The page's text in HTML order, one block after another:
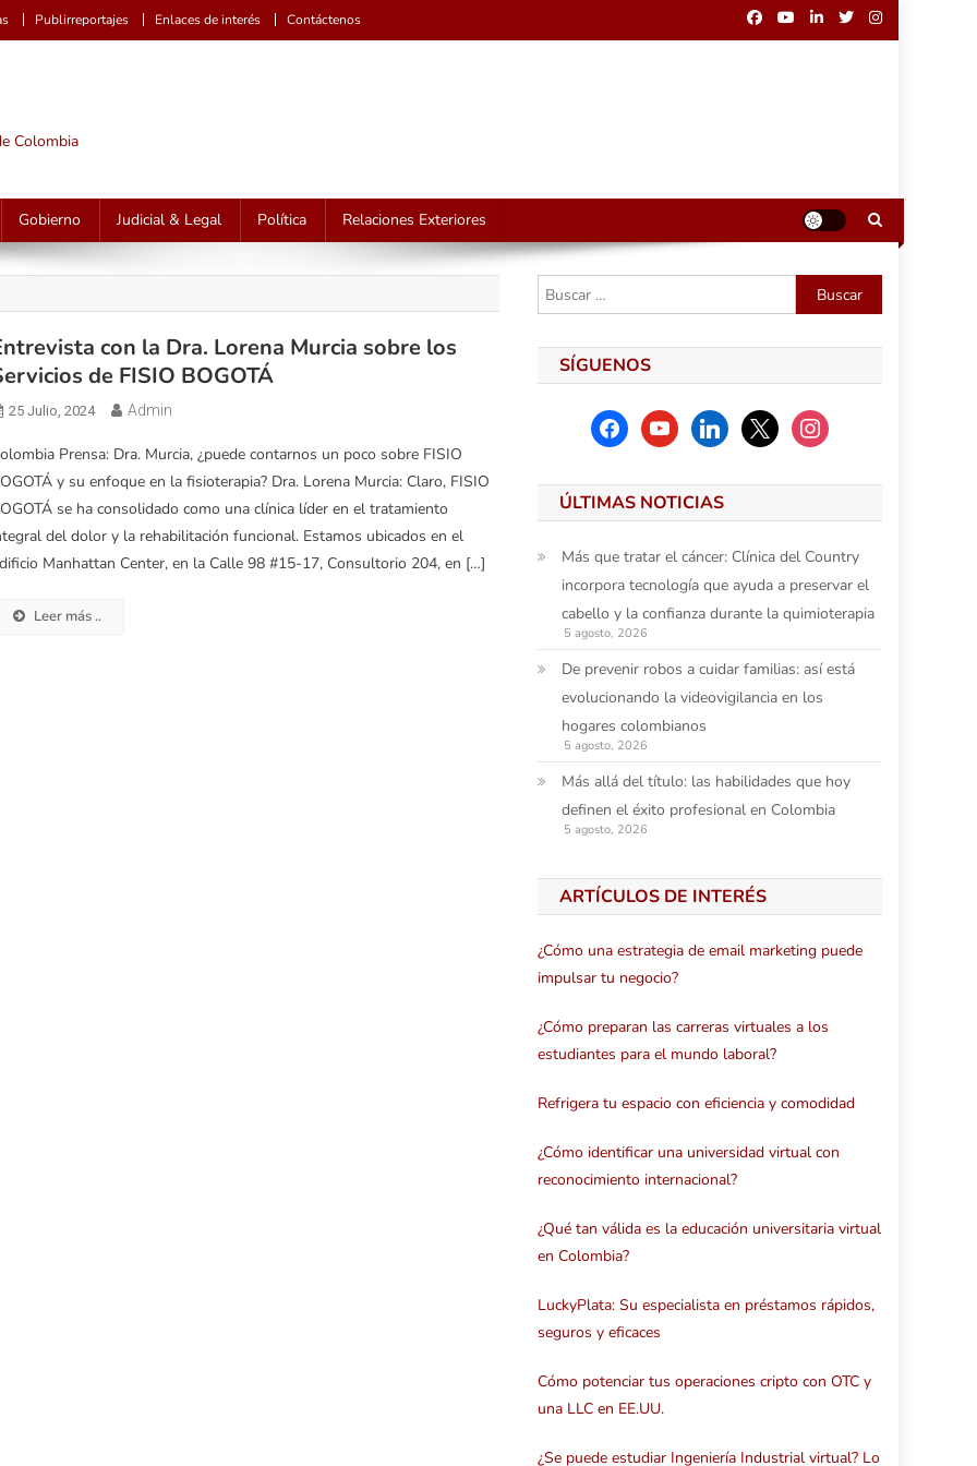
Publirreportajes Enlaces de interés Contáctenos
Colombia
Gobierno Judicial & Legal Política Relaciones Exteriores
con la Dra. Lorena Murcia sobre los
de FISIO BOGOTÁ
25 Julio, 2024 Admin
Prensa: Dra. Murcia, ¿puede contarnos un poco sobre FISIO
y su enfoque en la fisioterapia? Dra. Lorena Murcia: Claro, FISIO
se ha consolidado como una clínica líder en el tratamiento
del dolor y la rehabilitación funcional. Estamos ubicados en el
Manhattan Center, en la Calle 98 #15-17, Consultorio 204, en […]
Leer más ..
Buscar:
SÍGUENOS
facebookyoutubelinkedinx instagram
ÚLTIMAS NOTICIAS
Más que tratar el cáncer: Clínica del Country
incorpora tecnología que ayuda a preservar el
cabello y la confianza durante la quimioterapia
5 agosto, 2026
De prevenir robos a cuidar familias: así está
evolucionando la videovigilancia en los
hogares colombianos
5 agosto, 2026
Más allá del título: las habilidades que hoy
definen el éxito profesional en Colombia
5 agosto, 2026
ARTÍCULOS DE INTERÉS
¿Cómo una estrategia de email marketing puede
impulsar tu negocio?
¿Cómo preparan las carreras virtuales a los
estudiantes para el mundo laboral?
Refrigera tu espacio con eficiencia y comodidad
¿Cómo identificar una universidad virtual con
reconocimiento internacional?
¿Qué tan válida es la educación universitaria virtual
en Colombia?
LuckyPlata: Su especialista en préstamos rápidos,
seguros y eficaces
Cómo potenciar tus operaciones cripto con OTC y
una LLC en EE.UU.
¿Se puede estudiar Ingeniería Industrial virtual? Lo